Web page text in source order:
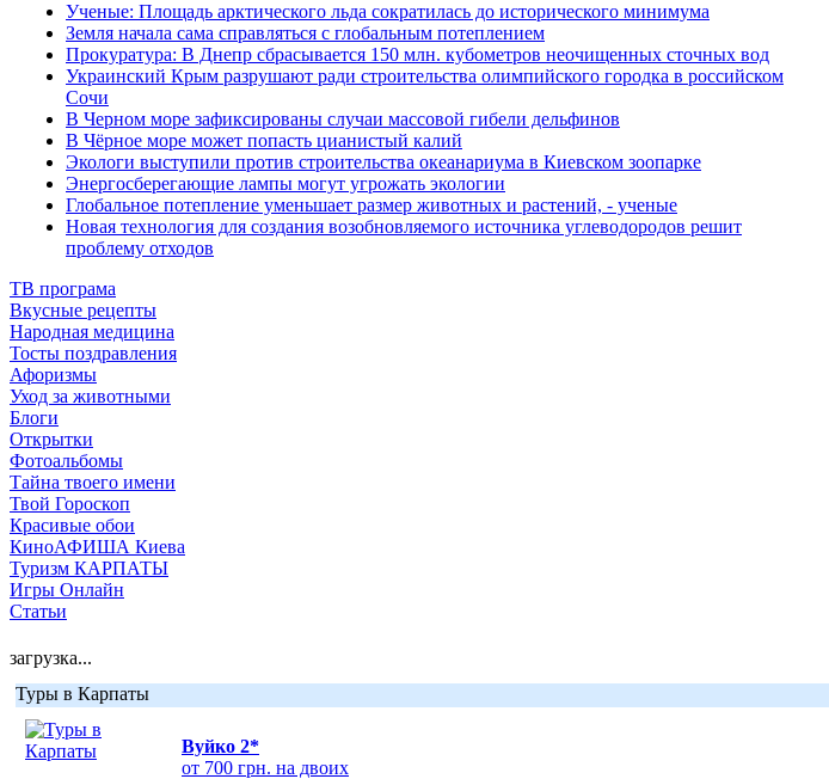
Ученые: Площадь арктического льда сократилась до исторического минимума
Земля начала сама справляться с глобальным потеплением
Прокуратура: В Днепр сбрасывается 150 млн. кубометров неочищенных сточных вод
Украинский Крым разрушают ради строительства олимпийского городка в российском
Сочи
В Черном море зафиксированы случаи массовой гибели дельфинов
В Чёрное море может попасть цианистый калий
Экологи выступили против строительства океанариума в Киевском зоопарке
Энергосберегающие лампы могут угрожать экологии
Глобальное потепление уменьшает размер животных и растений, - ученые
Новая технология для создания возобновляемого источника углеводородов решит
проблему отходов
ТВ програма
Вкусные рецепты
Народная медицина
Тосты поздравления
Афоризмы
Уход за животными
Блоги
Открытки
Фотоальбомы
Тайна твоего имени
Твой Гороскоп
Красивые обои
КиноАФИША Киева
Туризм КАРПАТЫ
Игры Онлайн
Статьи
загрузка...
Туры в Карпаты
Вуйко 2*
от 700 грн. на двоих